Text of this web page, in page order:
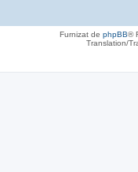
Furnizat de phpBB®
Translation/